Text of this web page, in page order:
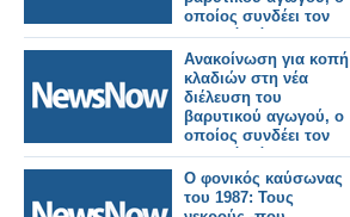
οποίος συνδέει τον
οικισμό Βάρνακα με
τις εγκαταστάσεις
Ε.Ε.Λ. (3η
ανακοίνωση).
Ανακοίνωση για κοπή
κλαδιών στη νέα
διέλευση του
βαρυτικού αγωγού, ο
οποίος συνδέει τον
οικισμό Βάρνακα με
τις εγκαταστάσεις
Ε.Ε.Λ. (2η
ανακοίνωση).
Ο φονικός καύσωνας
του 1987: Τους